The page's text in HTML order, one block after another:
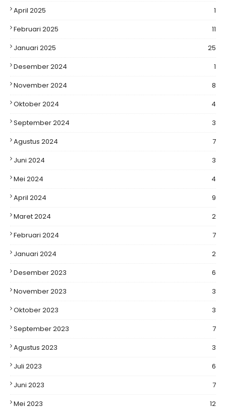
April 2025
1
Februari 2025
11
Januari 2025
25
Desember 2024
1
November 2024
8
Oktober 2024
4
September 2024
3
Agustus 2024
7
Juni 2024
3
Mei 2024
4
April 2024
9
Maret 2024
2
Februari 2024
7
Januari 2024
2
Desember 2023
6
November 2023
3
Oktober 2023
3
September 2023
7
Agustus 2023
3
Juli 2023
6
Juni 2023
7
Mei 2023
12